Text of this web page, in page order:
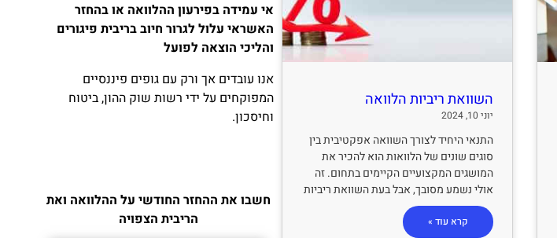
השוואת ריביות הלוואה
יוני 10, 2024
התנאי היחיד לצורך השוואה אפקטיבית בין
סוגים שונים של הלוואות הוא להכיר את
המושגים המקצועיים הקיימים בתחום. זה
אולי נשמע מסובך, אבל בעת השוואת ריביות
קרא עוד »
אי עמידה בפירעון ההלוואה או בהחזר
האשראי עלול לגרור חיוב בריבית פיגורים
והליכי הוצאה לפועל
אנו עובדים אך ורק עם גופים פיננסיים
המפוקחים על ידי רשות שוק ההון, ביטוח
וחיסכון.
חשבו את ההחזר החודשי על ההלוואה ואת
הריבית הצפויה